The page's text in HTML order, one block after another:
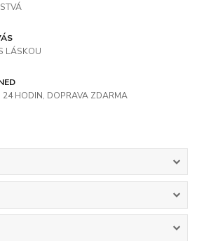
LÁSKOU
24 HODIN, DOPRAVA ZDARMA